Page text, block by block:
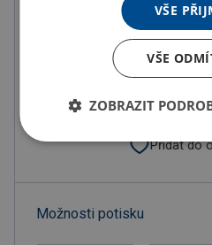
Objednat
Přidat do
Možnosti potisku
VŠE
VŠE
ZOBRAZIT